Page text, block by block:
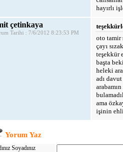
hayırlı
çetinkaya
Tarihi : 7/6/2012 8:23:53 PM
oto tamir
çayı
teşekkür
başta
heleki
adı
ama
işinin
Yorum Yaz
Soyadınız